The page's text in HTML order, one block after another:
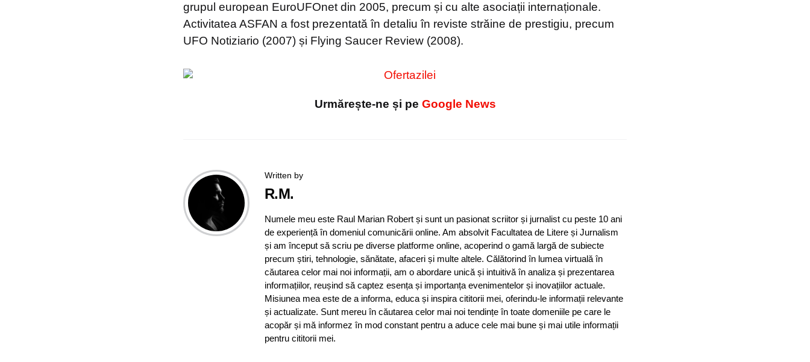
grupul european EuroUFOnet din 2005, precum și cu alte asociații internaționale.
Activitatea ASFAN a fost prezentată în detaliu în reviste străine de prestigiu, precum
UFO Notiziario (2007) și Flying Saucer Review (2008).
Urmărește-ne și pe Google News
Written by
R.M.
Numele meu este Raul Marian Robert și sunt un pasionat scriitor și jurnalist cu peste 10 ani
de experiență în domeniul comunicării online. Am absolvit Facultatea de Litere și Jurnalism
și am început să scriu pe diverse platforme online, acoperind o gamă largă de subiecte
precum știri, tehnologie, sănătate, afaceri și multe altele. Călătorind în lumea virtuală în
căutarea celor mai noi informații, am o abordare unică și intuitivă în analiza și prezentarea
informațiilor, reușind să captez esența și importanța evenimentelor și inovațiilor actuale.
Misiunea mea este de a informa, educa și inspira cititorii mei, oferindu-le informații relevante
și actualizate. Sunt mereu în căutarea celor mai noi tendințe în toate domeniile pe care le
acopăr și mă informez în mod constant pentru a aduce cele mai bune și mai utile informații
pentru cititorii mei.